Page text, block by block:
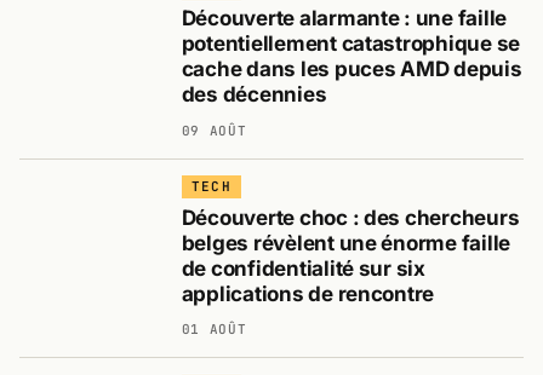
Découverte alarmante : une faille
potentiellement catastrophique se
cache dans les puces AMD depuis
des décennies
09 AOÛT
TECH
Découverte choc : des chercheurs
belges révèlent une énorme faille
de confidentialité sur six
applications de rencontre
01 AOÛT